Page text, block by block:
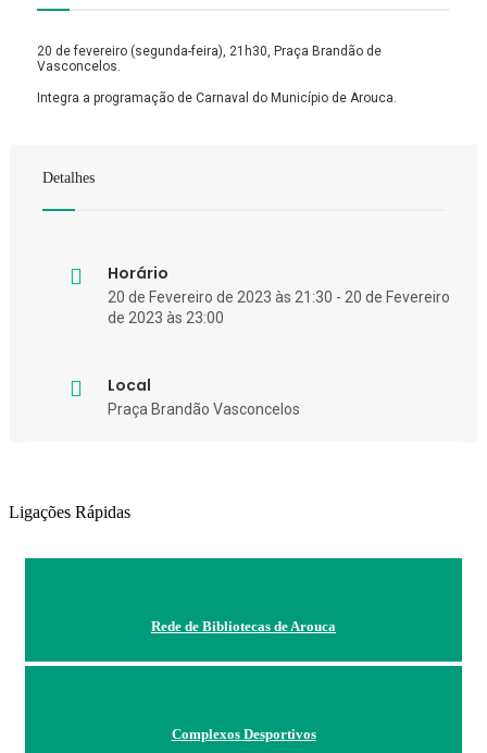
20 de fevereiro (segunda-feira), 21h30, Praça Brandão de
Vasconcelos.
Integra a programação de Carnaval do Município de Arouca.
Detalhes
Horário
20 de Fevereiro de 2023 às 21:30 - 20 de Fevereiro
de 2023 às 23:00
Local
Praça Brandão Vasconcelos
Ligações Rápidas
Rede de Bibliotecas de Arouca
Complexos Desportivos